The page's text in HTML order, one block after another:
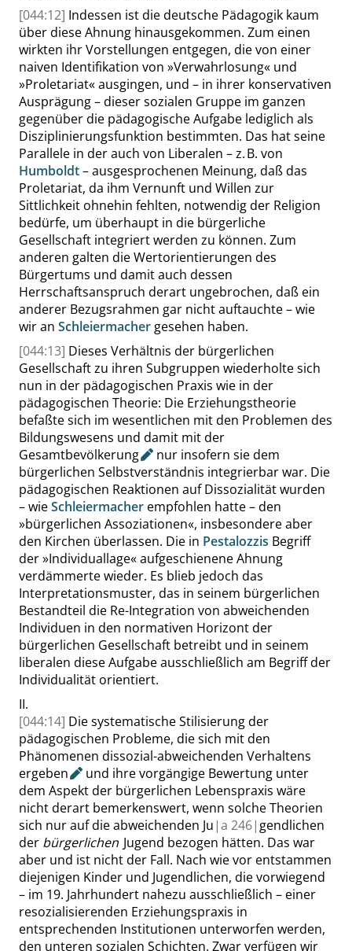
[044:12] Indessen ist die deutsche Pädagogik kaum
über diese Ahnung hinausgekommen. Zum einen
wirkten ihr Vorstellungen entgegen, die von einer
naiven Identifikation von »Verwahrlosung« und
»Proletariat«ausgingen, und – in ihrer konservativen
Ausprägung – dieser sozialen Gruppe im ganzen
gegenüber die pädagogische Aufgabe lediglich als
Disziplinierungsfunktion bestimmten. Das hat seine
Parallele in der auch von Liberalen – z. B. von
Humboldt– ausgesprochenen Meinung, daß das
Proletariat, da ihm Vernunft und Willen zur
Sittlichkeit ohnehin fehlten, notwendig der Religion
bedürfe, um überhaupt in die bürgerliche
Gesellschaft integriert werden zu können. Zum
anderen galten die Wertorientierungen des
Bürgertums und damit auch dessen
Herrschaftsanspruch derart ungebrochen, daß ein
anderer Bezugsrahmen gar nicht auftauchte – wie
wir an Schleiermacher gesehen haben.
[044:13] Dieses Verhältnis der bürgerlichen
Gesellschaft zu ihren Subgruppen wiederholte sich
nun in der pädagogischen Praxis wie in der
pädagogischen Theorie: Die Erziehungstheorie
befaßte sich im wesentlichen mit den Problemen des
Bildungswesens und damit mit der
Gesamtbevölkerung
nur insofern sie dem
bürgerlichen Selbstverständnis integrierbar war. Die
pädagogischen Reaktionen auf Dissozialität wurden
– wieSchleiermacher empfohlen hatte – den
»bürgerlichen Assoziationen«, insbesondere aber
den Kirchen überlassen. Die in Pestalozzis Begriff
der»Individuallage«aufgeschienene Ahnung
verdämmerte wieder. Es blieb jedoch das
Interpretationsmuster, das in seinem bürgerlichen
Bestandteil die Re-Integration von abweichenden
Individuen in den normativen Horizont der
bürgerlichen Gesellschaft betreibt und in seinem
liberalen diese Aufgabe ausschließlich am Begriff der
Individualität orientiert.
II.
[044:14] Die systematische Stilisierung der
pädagogischen Probleme, die sich mit den
Phänomenen dissozial-abweichenden Verhaltens
ergeben
und ihre vorgängige Bewertung unter
dem Aspekt der bürgerlichen Lebenspraxis wäre
nicht derart bemerkenswert, wenn solche Theorien
sich nur auf die abweichenden Ju |a 246| gendlichen
der bürgerlichen Jugend bezogen hätten. Das war
aber und ist nicht der Fall. Nach wie vor entstammen
diejenigen Kinder und Jugendlichen, die vorwiegend
– im 19. Jahrhundert nahezu ausschließlich – einer
resozialisierenden Erziehungspraxis in
entsprechenden Institutionen unterworfen werden,
den unteren sozialen Schichten. Zwar verfügen wir